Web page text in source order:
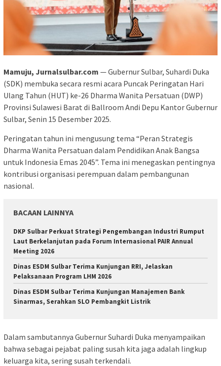
Mamuju, Jurnalsulbar.com — Gubernur Sulbar, Suhardi Duka
(SDK) membuka secara resmi acara Puncak Peringatan Hari
Ulang Tahun (HUT) ke-26 Dharma Wanita Persatuan (DWP)
Provinsi Sulawesi Barat di Ballroom Andi Depu Kantor Gubernur
Sulbar, Senin 15 Desember 2025.
Peringatan tahun ini mengusung tema “Peran Strategis
Dharma Wanita Persatuan dalam Pendidikan Anak Bangsa
untuk Indonesia Emas 2045”. Tema ini menegaskan pentingnya
kontribusi organisasi perempuan dalam pembangunan
nasional.
BACAAN LAINNYA
DKP Sulbar Perkuat Strategi Pengembangan Industri Rumput
Laut Berkelanjutan pada Forum Internasional PAIR Annual
Meeting 2026
Dinas ESDM Sulbar Terima Kunjungan RRI, Jelaskan
Pelaksanaan Program LHM 2026
Dinas ESDM Sulbar Terima Kunjungan Manajemen Bank
Sinarmas, Serahkan SLO Pembangkit Listrik
Dalam sambutannya Gubernur Suhardi Duka menyampaikan
bahwa sebagai pejabat paling susah kita jaga adalah lingkup
keluarga kita, sering susah terkendali.